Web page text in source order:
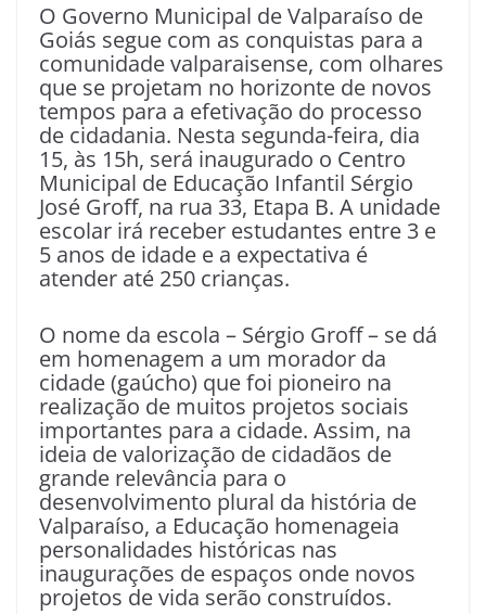
O Governo Municipal de Valparaíso de
Goiás segue com as conquistas para a
comunidade valparaisense, com olhares
que se projetam no horizonte de novos
tempos para a efetivação do processo
de cidadania. Nesta segunda-feira, dia
15, às 15h, será inaugurado o Centro
Municipal de Educação Infantil Sérgio
José Groff, na rua 33, Etapa B. A unidade
escolar irá receber estudantes entre 3 e
5 anos de idade e a expectativa é
atender até 250 crianças.
O nome da escola – Sérgio Groff – se dá
em homenagem a um morador da
cidade (gaúcho) que foi pioneiro na
realização de muitos projetos sociais
importantes para a cidade. Assim, na
ideia de valorização de cidadãos de
grande relevância para o
desenvolvimento plural da história de
Valparaíso, a Educação homenageia
personalidades históricas nas
inaugurações de espaços onde novos
projetos de vida serão construídos.